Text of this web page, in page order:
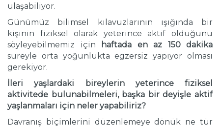
ulaşabiliyor.
Günümüz bilimsel kılavuzlarının ışığında bir
kişinin fiziksel olarak yeterince aktif olduğunu
söyleyebilmemiz için
haftada en az 150 dakika
süreyle orta yoğunlukta egzersiz yapıyor olması
gerekiyor.
İleri yaşlardaki bireylerin yeterince fiziksel
aktivitede bulunabilmeleri, başka bir deyişle aktif
yaşlanmaları için neler yapabiliriz?
Davranış biçimlerini düzenlemeye dönük ne tür